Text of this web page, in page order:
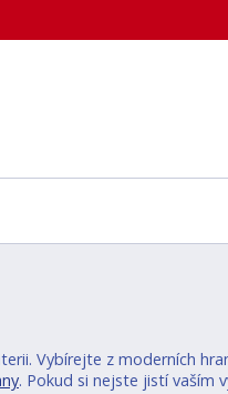
Vybírejte z moderních
. Pokud si nejste jistí vaším